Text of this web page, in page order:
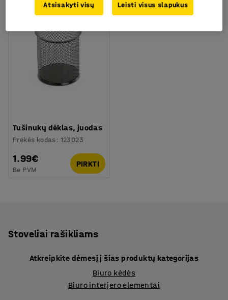
Tušinukų dėklas, juodas
Prekės kodas : 123023
1.99€
Be PVM
PIRKTI
Stoveliai rašikliams
Atkreipkite dėmesį į šias produktų kategorijas
Biuro kėdės
Biuro interjero elementai
Atsisakyti visų Leisti visus slapukus